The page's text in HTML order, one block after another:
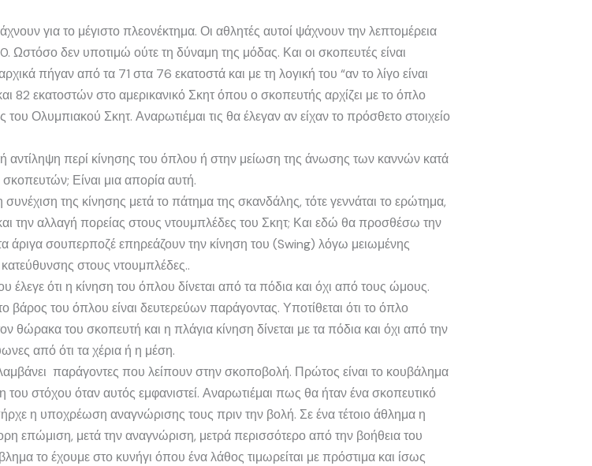
για το μέγιστο πλεονέκτημα. Οι αθλητές αυτοί ψάχνουν την λεπτομέρεια
δεν υποτιμώ ούτε τη δύναμη της μόδας. Και οι σκοπευτές είναι
πήγαν από τα 71 στα 76 εκατοστά και με τη λογική του “αν το λίγο είναι
82 εκατοστών στο αμερικανικό Σκητ όπου ο σκοπευτής αρχίζει με το όπλο
Ολυμπιακού Σκητ. Αναρωτιέμαι τις θα έλεγαν αν είχαν το πρόσθετο στοιχείο
αντίληψη περί κίνησης του όπλου ή στην μείωση της άνωσης των καννών κατά
Είναι μια απορία αυτή.
της κίνησης μετά το πάτημα της σκανδάλης, τότε γεννάται το ερώτημα,
την αλλαγή πορείας στους ντουμπλέδες του Σκητ; Και εδώ θα προσθέσω την
άριγα σουπερποζέ επηρεάζουν την κίνηση του (Swing) λόγω μειωμένης
στους ντουμπλέδες..
έλεγε ότι η κίνηση του όπλου δίνεται από τα πόδια και όχι από τους ώμους.
βάρος του όπλου είναι δευτερεύων παράγοντας. Υποτίθεται ότι το όπλο
θώρακα του σκοπευτή και η πλάγια κίνηση δίνεται με τα πόδια και όχι από την
από ότι τα χέρια ή η μέση.
παράγοντες που λείπουν στην σκοποβολή. Πρώτος είναι το κουβάλημα
στόχου όταν αυτός εμφανιστεί. Αναρωτιέμαι πως θα ήταν ένα σκοπευτικό
η υποχρέωση αναγνώρισης τους πριν την βολή. Σε ένα τέτοιο άθλημα η
επώμιση, μετά την αναγνώριση, μετρά περισσότερο από την βοήθεια του
το έχουμε στο κυνήγι όπου ένα λάθος τιμωρείται με πρόστιμα και ίσως